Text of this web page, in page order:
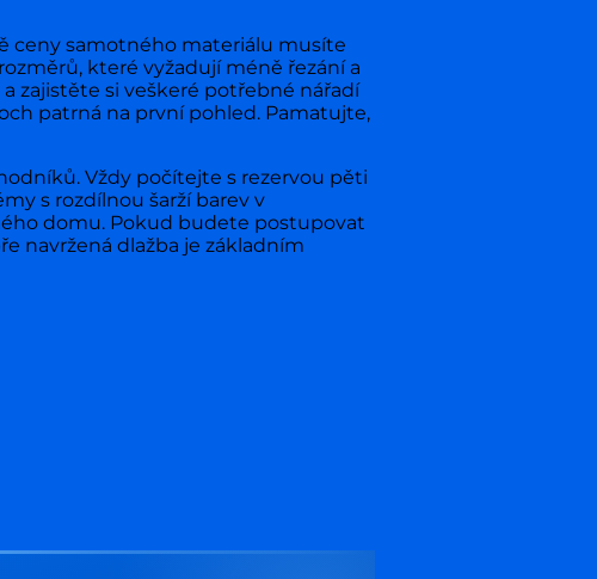
ceny samotného materiálu musíte
které vyžadují méně řezání a
zajistěte si veškeré potřebné nářadí
patrná na první pohled. Pamatujte,
Vždy počítejte s rezervou pěti
s rozdílnou šarží barev v
domu. Pokud budete postupovat
navržená dlažba je základním